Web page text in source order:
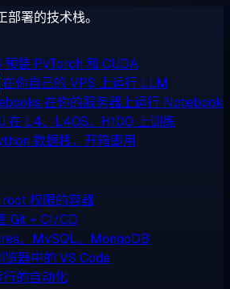
署的技术栈。
预装 PyTorch 和 CUDA
在你自己的 VPS 上运行 LLM
在你的服务器上运行 Notebook
在 L4、L40S、H100 上训练
数据栈，开箱即用
权限的容器
Git + CI/CD
、MySQL、MongoDB
览器中的 VS Code
的自动化